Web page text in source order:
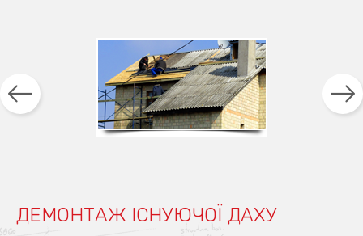
ДЕМОНТАЖ ІСНУЮЧОЇ ДАХУ